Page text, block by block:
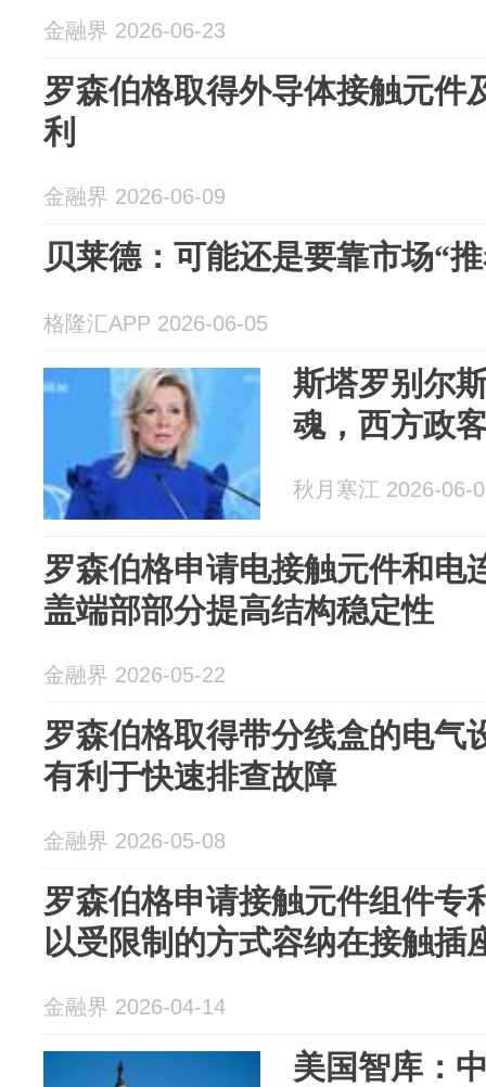
金融界 2026-06-23
罗森伯格取得外导体接触元件
利
金融界 2026-06-09
贝莱德：可能还是要靠市场“
格隆汇APP 2026-06-05
斯塔罗别尔
魂，西方政
秋月寒江 2026-06-
罗森伯格申请电接触元件和电
盖端部部分提高结构稳定性
金融界 2026-05-22
罗森伯格取得带分线盒的电气
有利于快速排查故障
金融界 2026-05-08
罗森伯格申请接触元件组件专
以受限制的方式容纳在接触插
金融界 2026-04-14
美国智库：